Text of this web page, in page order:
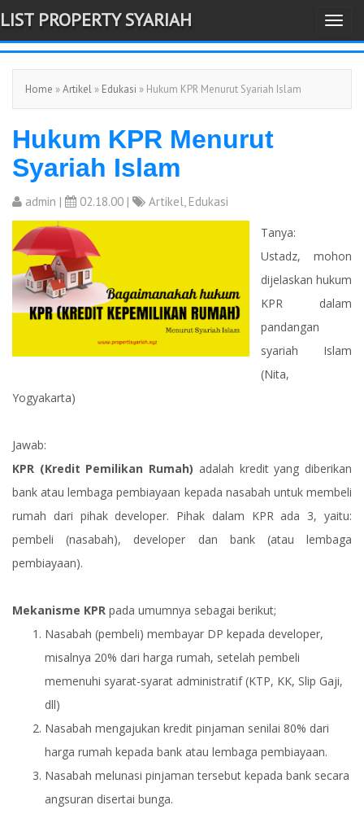
-->
T
o
g
l
t
i
n
LIST PROPERTY SYARIAH
Home »Artikel » Edukasi » Hukum KPR Menurut Syariah Islam
Hukum KPR Menurut
Syariah Islam
admin | 02.18.00 | Artikel, Edukasi
Tanya:
Ustadz, mohon
dijelaskan hukum
KPR dalam
pandangan
syariah Islam
(Nita,
Yogyakarta)
Jawab:
KPR (Kredit Pemilikan Rumah) adalah kredit yang diberikan
bank atau lembaga pembiayaan kepada nasabah untuk membeli
rumah dari pihak developer. Pihak dalam KPR ada 3, yaitu:
pembeli (nasabah), developer dan bank (atau lembaga
pembiayaan).
Mekanisme KPR pada umumnya sebagai berikut;
Nasabah (pembeli) membayar DP kepada developer,
misalnya 20% dari harga rumah, setelah pembeli
memenuhi syarat-syarat administratif (KTP, KK, Slip Gaji,
dll)
Nasabah mengajukan kredit pinjaman senilai 80% dari
harga rumah kepada bank atau lembaga pembiayaan.
Nasabah melunasi pinjaman tersebut kepada bank secara
angsuran disertai bunga.